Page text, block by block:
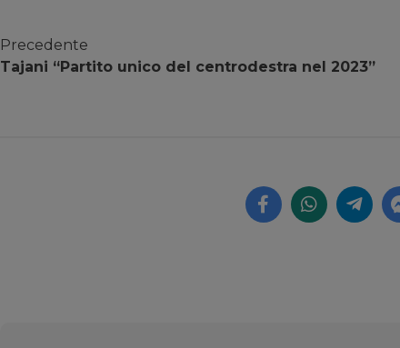
Precedente
Tajani “Partito unico del centrodestra nel 2023”